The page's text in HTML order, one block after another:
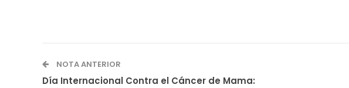
NOTA ANTERIOR
Día Internacional Contra el Cáncer de Mama: